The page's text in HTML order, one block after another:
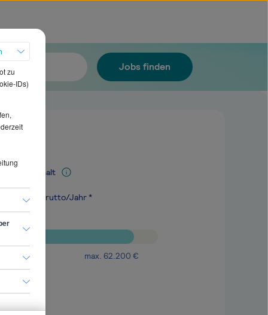
Jobs finden
Mediangehalt
€ brutto/Jahr *
max. 62.200 €
zu
IDs)